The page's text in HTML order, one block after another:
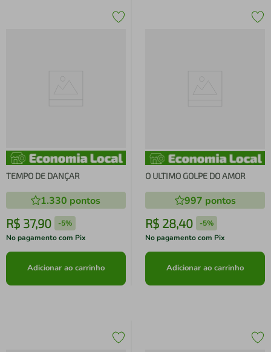
TEMPO DE DANÇAR
1.330 pontos
R$ 37,90 -5%
No pagamento com Pix
Adicionar ao carrinho
O ULTIMO GOLPE DO AMOR
997 pontos
R$ 28,40 -5%
No pagamento com Pix
Adicionar ao carrinho